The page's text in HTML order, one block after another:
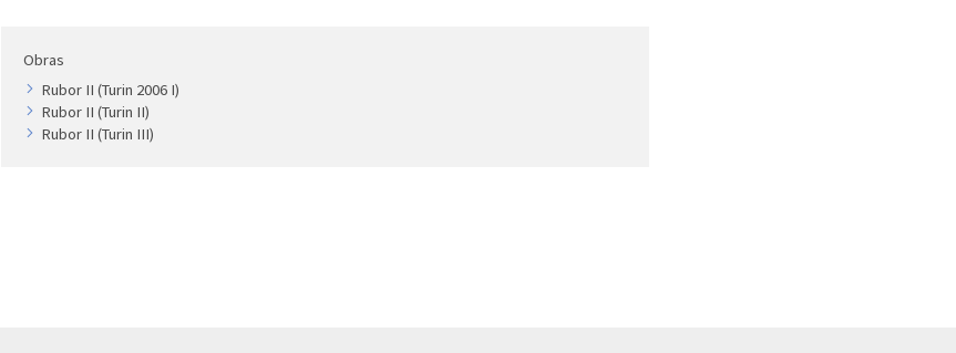
Obras
Rubor II (Turin 2006 I)
Rubor II (Turin II)
Rubor II (Turin III)